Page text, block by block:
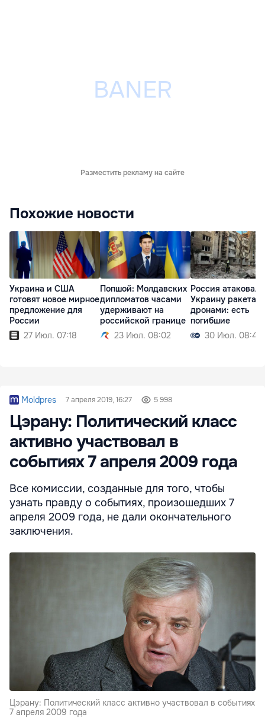
Разместить рекламу на сайте
Похожие новости
Украина и США
готовят новое мирное
предложение для
России
27 Июл. 07:18
Попшой: Молдавских
дипломатов часами
удерживают на
российской границе
23 Июл. 08:02
Россия атаковала
Украину
дронами: есть
погибшие
30 Июл. 08:45
Moldpres 7 апреля 2019, 16:27 5 998
Цэрану: Политический класс
активно участвовал в
событиях 7 апреля 2009 года
Все комиссии, созданные для того, чтобы
узнать правду о событиях, произошедших 7
апреля 2009 года, не дали окончательного
заключения.
Цэрану: Политический класс активно участвовал в событиях
7 апреля 2009 года